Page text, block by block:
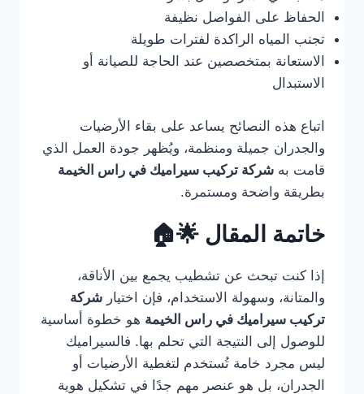
الحفاظ على الفواصل نظيفة
تجنب المياه الراكدة لفترات طويلة
الاستعانة بمتخصصين عند الحاجة للصيانة أو
الاستبدال
اتباع هذه النصائح يساعد على بقاء الأرضيات
والجدران جميلة ومنظمة، ويُظهر جودة العمل الذي
قامت به شركة تركيب سيراميك في راس الخيمة
بطريقة واضحة ومستمرة.
خاتمة المقال 🌟🏠
إذا كنت تبحث عن تشطيب يجمع بين الأناقة،
والمتانة، وسهولة الاستخدام، فإن اختيار شركة
تركيب سيراميك في راس الخيمة هو خطوة أساسية
للوصول إلى النتيجة التي تحلم بها. فالسيراميك
ليس مجرد خامة تُستخدم لتغطية الأرضيات أو
الجدران، بل هو عنصر مهم جدًا في تشكيل هوية